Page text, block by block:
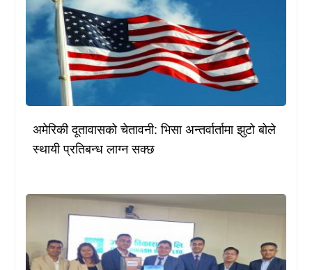
अमेरिकी दूतावासको चेतावनी: भिसा अन्तर्वार्तामा झुटो बोले
स्थायी प्रतिबन्ध लाग्न सक्छ